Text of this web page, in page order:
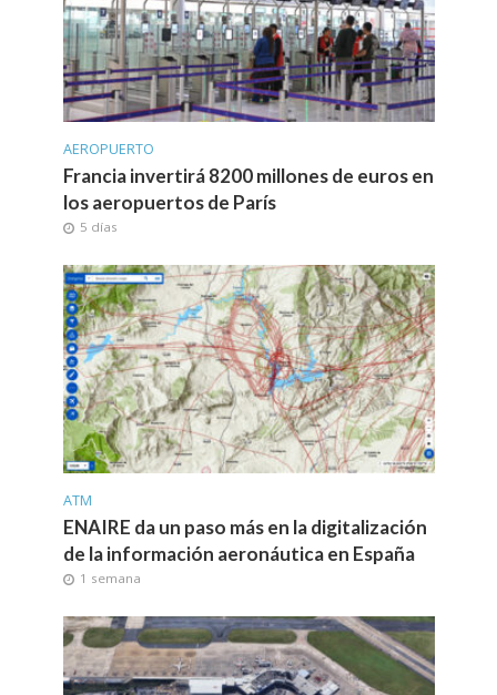
AEROPUERTO
Francia invertirá 8200 millones de euros en
los aeropuertos de París
5 días
ATM
ENAIRE da un paso más en la digitalización
de la información aeronáutica en España
1 semana